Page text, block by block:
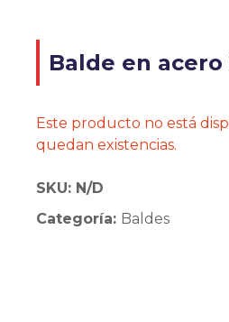
Balde en
Este producto no está
quedan existencias.
SKU: N/D
Categoría: Baldes